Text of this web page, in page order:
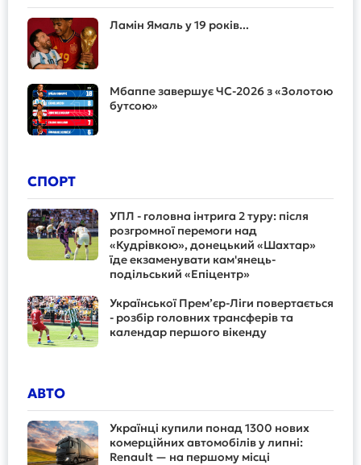
Ламін Ямаль у 19 років...
Мбаппе завершує ЧС-2026 з «Золотою
бутсою»
СПОРТ
УПЛ - головна інтрига 2 туру: після
розгромної перемоги над
«Кудрівкою», донецький «Шахтар»
їде екзаменувати кам'янець-
подільський «Епіцентр»
Української Прем’єр-Ліги повертається
- розбір головних трансферів та
календар першого вікенду
АВТО
Українці купили понад 1300 нових
комерційних автомобілів у липні:
Renault — на першому місці